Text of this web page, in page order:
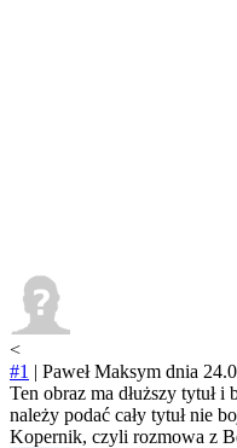
<
#1 | Paweł Maksym dnia
Ten obraz ma dłuższy tytuł
należy podać cały tytuł nie
Kopernik, czyli rozmowa z